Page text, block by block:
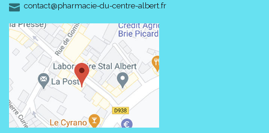
contact-
@-
pharmacie-du-centre-albert.fr